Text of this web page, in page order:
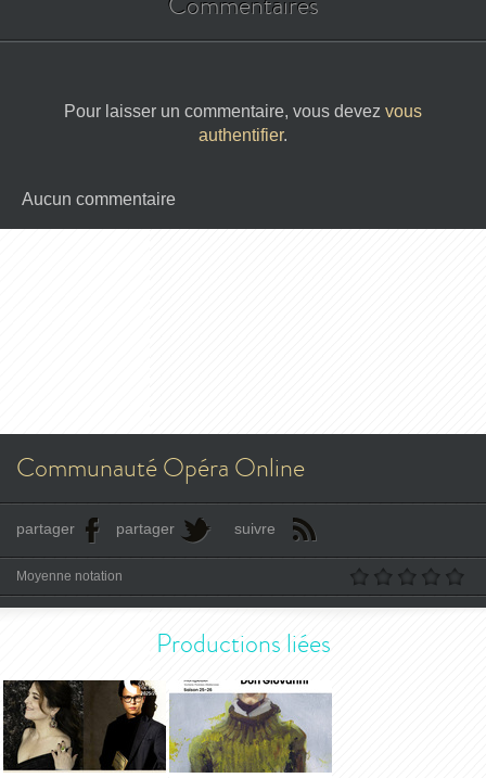
Pour laisser un commentaire, vous devez vous
authentifier.
Aucun commentaire
Communauté Opéra Online
partager partager suivre
Moyenne notation
Productions liées